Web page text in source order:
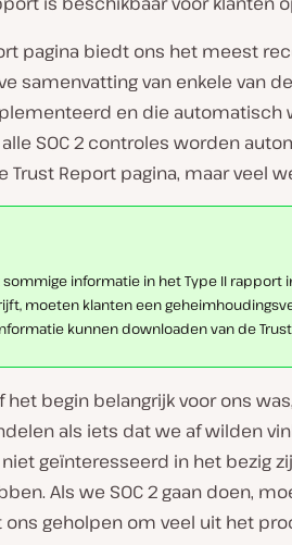
pagina biedt ons het meest
samenvatting van enkele van
en die automatisch
alle SOC 2 controles worden
Trust Report pagina, maar veel
informatie in het Type II rapport
moeten klanten een
kunnen downloaden van de
het begin belangrijk voor ons
als iets dat we af wilden
niet geïnteresseerd in het bezig
Als we SOC 2 gaan doen,
geholpen om veel uit het